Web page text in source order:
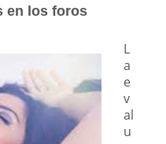
en los foros
L
a
e
v
al
u